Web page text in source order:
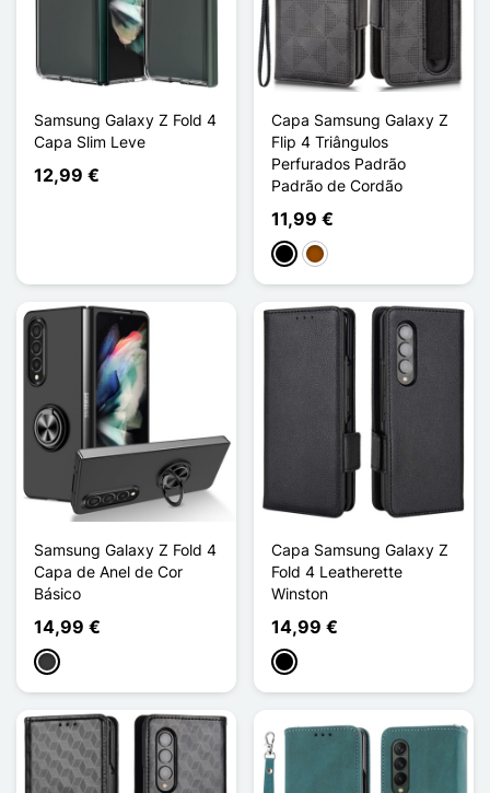
Samsung Galaxy Z Fold 4
Capa Slim Leve
12,99 €
Capa Samsung Galaxy Z
Flip 4 Triângulos
Perfurados Padrão
Padrão de Cordão
11,99 €
PretoCastanho
Samsung Galaxy Z Fold 4
Capa de Anel de Cor
Básico
14,99 €
Cinzento escuro
Capa Samsung Galaxy Z
Fold 4 Leatherette
Winston
14,99 €
Preto